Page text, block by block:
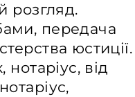
розгляд.
передача
юстиції.
від